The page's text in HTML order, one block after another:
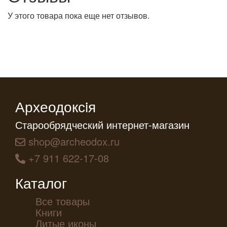
У этого товара пока еще нет отзывов.
Археодоксiя
Старообрядческий интернет-магазин
shop@archeodox.ru
+7 911 622-17-08
Каталог
Все товары
Книги
Литые иконы